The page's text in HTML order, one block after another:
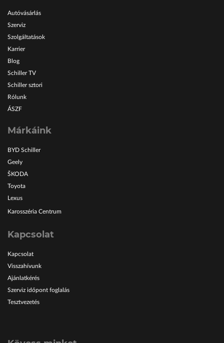
Autóvásárlás
Szerviz
Szolgáltatások
Karrier
Blog
Schiller TV
Schiller sztori
Rólunk
ÁSZF
Márkáink
BYD Schiller
Geely
ŠKODA
Toyota
Lexus
Karosszéria Centrum
Kapcsolat
Kapcsolat
Visszahívunk
Ajánlatkérés
Szerviz időpont foglalás
Tesztvezetés